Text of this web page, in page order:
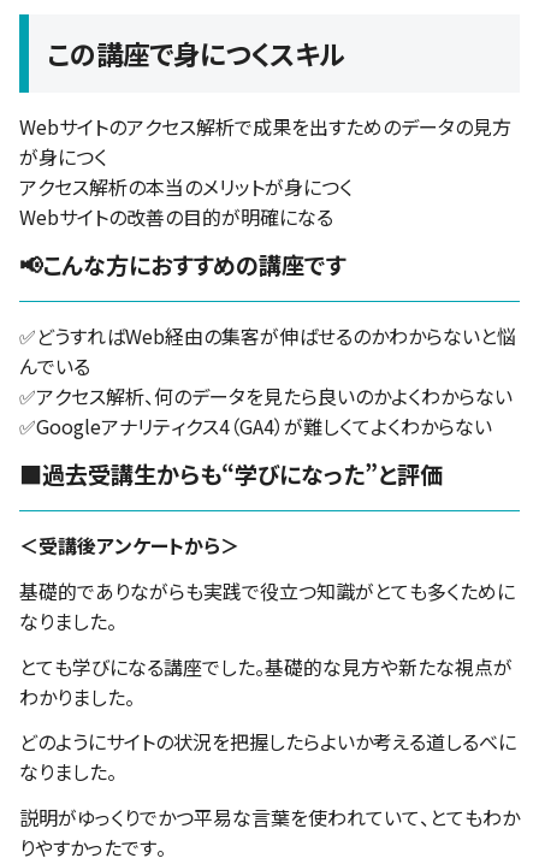
この講座で身につくスキル
Webサイトのアクセス解析で成果を出すためのデータの見方
が身につく
アクセス解析の本当のメリットが身につく
Webサイトの改善の目的が明確になる
📢こんな方におすすめの講座です
✅どうすればWeb経由の集客が伸ばせるのかわからないと悩
んでいる
✅アクセス解析、何のデータを見たら良いのかよくわからない
✅Googleアナリティクス4（GA4）が難しくてよくわからない
■過去受講生からも“学びになった”と評価
＜受講後アンケートから＞
基礎的でありながらも実践で役立つ知識がとても多くために
なりました。
とても学びになる講座でした。基礎的な見方や新たな視点が
わかりました。
どのようにサイトの状況を把握したらよいか考える道しるべに
なりました。
説明がゆっくりでかつ平易な言葉を使われていて、とてもわか
りやすかったです。